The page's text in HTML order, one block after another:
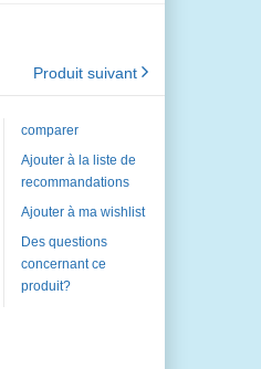
Produit suivant
comparer
Ajouter à la liste de
recommandations
Ajouter à ma wishlist
Des questions
concernant ce
produit?